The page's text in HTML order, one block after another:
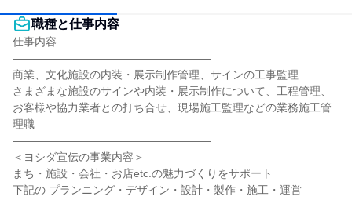
職種と仕事内容
仕事内容
――――――――――――――――――
商業、文化施設の内装・展示制作管理、サインの工事監理
さまざまな施設のサインや内装・展示制作について、工程管理、
お客様や協力業者との打ち合せ、現場施工監理などの業務施工管
理職
――――――――――――――――――
＜ヨシダ宣伝の事業内容＞
まち・施設・会社・お店etc.の魅力づくりをサポート
下記の プランニング・デザイン・設計・製作・施工・運営